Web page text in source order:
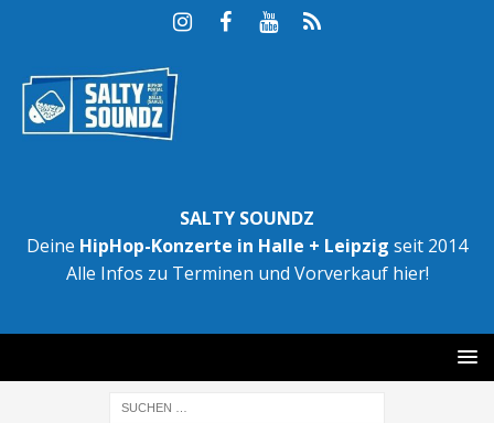
SALTY SOUNDZ
Deine HipHop-Konzerte in Halle + Leipzig seit 2014
Alle Infos zu Terminen und Vorverkauf hier!